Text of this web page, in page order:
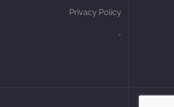
Privacy Policy
-